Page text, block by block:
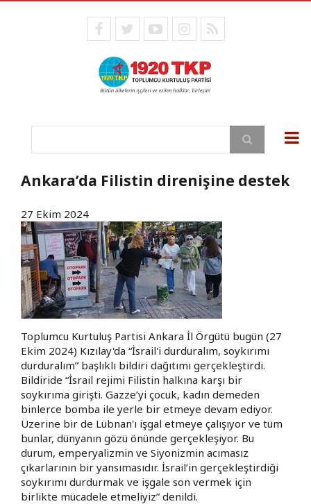
facebooktwitteryoutubeinstagram
RSS
Ara
Ankara’da Filistin direnişine destek
27 Ekim 2024
Toplumcu Kurtuluş Partisi Ankara İl Örgütü bugün (27
Ekim 2024) Kızılay'da “İsrail'i durduralım, soykırımı
durduralım” başlıklı bildiri dağıtımı gerçekleştirdi.
Bildiride “İsrail rejimi Filistin halkına karşı bir
soykırıma girişti. Gazze’yi çocuk, kadın demeden
binlerce bomba ile yerle bir etmeye devam ediyor.
Üzerine bir de Lübnan'ı işgal etmeye çalışıyor ve tüm
bunlar, dünyanın gözü önünde gerçekleşiyor. Bu
durum, emperyalizmin ve Siyonizmin acımasız
çıkarlarının bir yansımasıdır. İsrail’in gerçekleştirdiği
soykırımı durdurmak ve işgale son vermek için
birlikte mücadele etmeliyiz” denildi.